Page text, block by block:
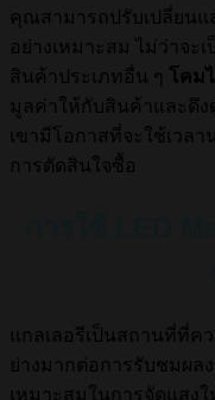
คุณสามารถปรับเปลี่ยนแ
อย่างเหมาะสม ไม่ว่าจะ
สินค้าประเภทอื่น ๆ
โคม
มูลค่าให้กับสินค้าและดึ
เขามีโอกาสที่จะใช้เวล
การตัดสินใจซื้อ
แกลเลอรีเป็นสถานที่ที่ค
ย่างมากต่อการรับชมผล
เหมาะสมในการจัดแสง